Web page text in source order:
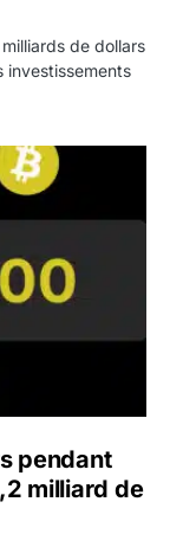
de dollars
investissements
que les
pendant
milliard de